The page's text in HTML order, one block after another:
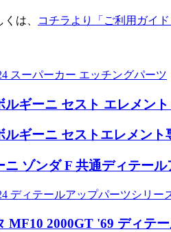
は、
コチラより「ご利用ガイド
スーパーカー エッチングパーツ
ルギーニ セスト エレメン
ルギーニ セストエレメン
ニ ゾンダ F 共通ディテー
ディテールアップパーツシリー
MF10 2000GT '69 ディテ